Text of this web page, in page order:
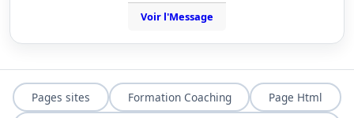
Voir l'Message
Pages sites Formation Coaching
Page Html